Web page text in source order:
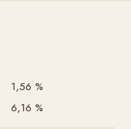
1,56 %
6,16 %